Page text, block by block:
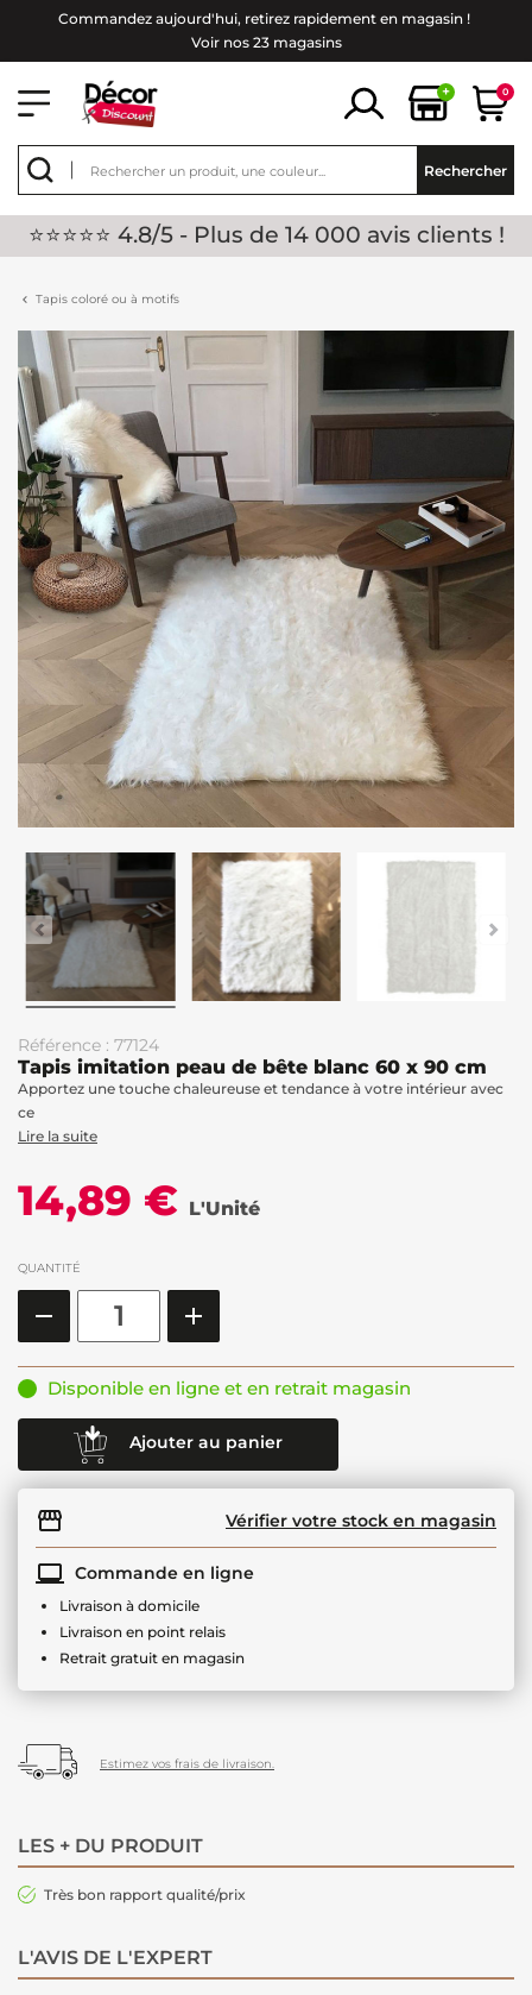
Commandez aujourd'hui, retirez rapidement en magasin !
Voir nos 23 magasins
+ 0
Rechercher
⭐⭐⭐⭐⭐ 4.8/5 - Plus de 14 000 avis clients !
Tapis coloré ou à motifs
Référence : 77124
Tapis imitation peau de bête blanc 60 x 90 cm
Apportez une touche chaleureuse et tendance à votre intérieur avec
ce
Lire la suite
14,89 € L'Unité
QUANTITÉ
Disponible en ligne et en retrait magasin
Ajouter au panier
Vérifier votre stock en magasin
Commande en ligne
Livraison à domicile
Livraison en point relais
Retrait gratuit en magasin
Estimez vos frais de livraison.
LES + DU PRODUIT
Très bon rapport qualité/prix
L'AVIS DE L'EXPERT